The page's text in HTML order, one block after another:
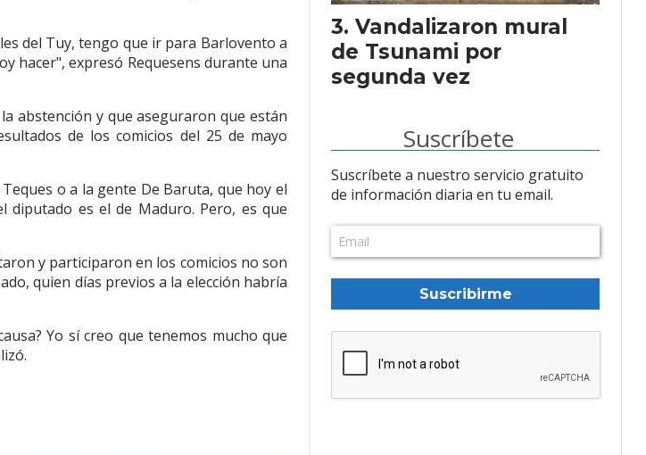
del Tuy, tengo que ir para Barlovento a
hacer", expresó Requesens durante una
abstención y que aseguraron que están
de los comicios del 25 de mayo
o a la gente De Baruta, que hoy el
diputado es el de Maduro. Pero, es que
y participaron en los comicios no son
quien días previos a la elección habría
Yo sí creo que tenemos mucho que
Vandalizaron mural
de Tsunami por
segunda vez
Suscríbete
Suscríbete a nuestro servicio gratuito
de información diaria en tu email.
Suscribirme